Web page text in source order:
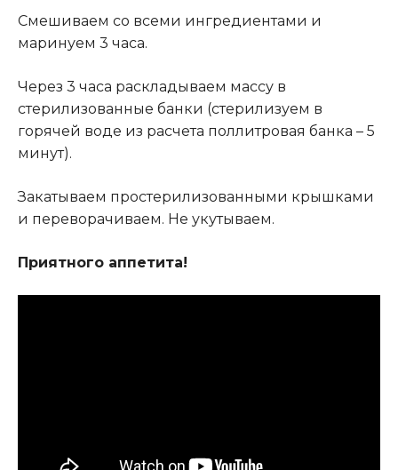
Смешиваем со всеми ингредиентами и
маринуем 3 часа.
Через 3 часа раскладываем массу в
стерилизованные банки (стерилизуем в
горячей воде из расчета поллитровая банка – 5
минут).
Закатываем простерилизованными крышками
и переворачиваем. Не укутываем.
Приятного аппетита!